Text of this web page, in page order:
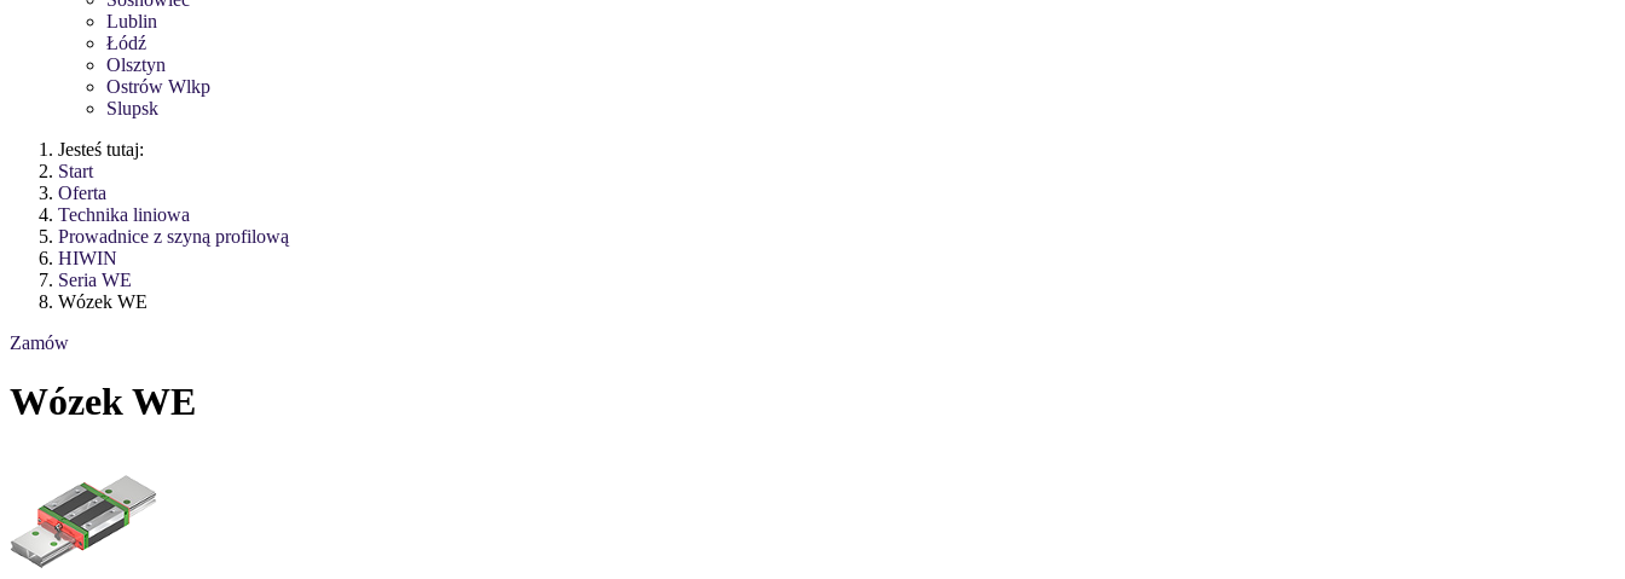
Lublin
Łódź
Olsztyn
Ostrów Wlkp
Slupsk
Jesteś tutaj:
Start
Oferta
Technika liniowa
Prowadnice z szyną profilową
HIWIN
Seria WE
Wózek WE
Zamów
Wózek WE